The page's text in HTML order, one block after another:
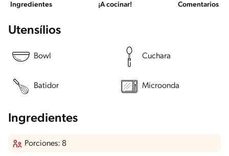
Ingredientes ¡A cocinar! Comentarios
Utensílios
Bowl Cuchara
Batidor Microonda
Ingredientes
Porciones: 8